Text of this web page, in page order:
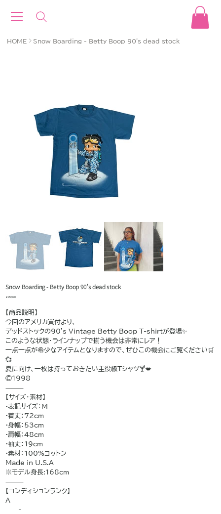
HOME > Snow Boarding - Betty Boop 90's dead stock
Snow Boarding - Betty Boop 90's dead stock
価
￥25,990
【商品説明】
今回のアメリカ買付より、
デッドストックの90's Vintage Betty Boop T-shirtが登場✨
このような状態・ラインナップで揃う機会は非常にレア！
一点一点が希少なアイテムとなりますので、ぜひこの機会にご覧ください🛒
💞
夏に向け、一枚は持っておきたい主役級Tシャツ🍸💋
©️1998
⸻
【サイズ・素材】
•表記サイズ：M
•着丈：72cm
•身幅：53cm
•肩幅：48cm
•袖丈：19cm
•素材：100%コットン
Made in U.S.A
※モデル身長:168cm
⸻
【コンディションランク】
A
——-